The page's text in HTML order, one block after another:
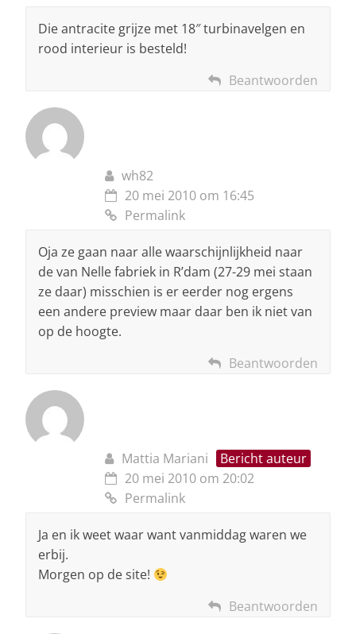
Die antracite grijze met 18″ turbinavelgen en
rood interieur is besteld!
Beantwoorden
wh82
20 mei 2010 om 16:45
Permalink
Oja ze gaan naar alle waarschijnlijkheid naar
de van Nelle fabriek in R’dam (27-29 mei staan
ze daar) misschien is er eerder nog ergens
een andere preview maar daar ben ik niet van
op de hoogte.
Beantwoorden
Mattia Mariani
Bericht auteur
20 mei 2010 om 20:02
Permalink
Ja en ik weet waar want vanmiddag waren we
erbij.
Morgen op de site!
Beantwoorden